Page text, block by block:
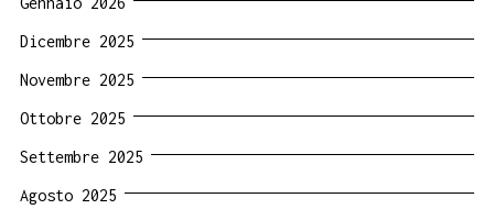
Dicembre 2025
Novembre 2025
Ottobre 2025
Settembre 2025
Agosto 2025